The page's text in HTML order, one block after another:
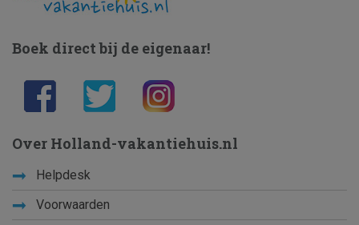
Boek direct bij de eigenaar!
Over Holland-vakantiehuis.nl
Helpdesk
Voorwaarden